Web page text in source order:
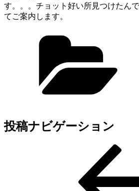
す。。。チョット好い所見つけたん
てご案内します。
投稿ナビゲーション